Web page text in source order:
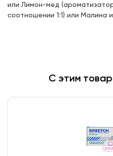
Доступно: 1111 В
ул. Ак. Парина, д.6
или Лимон-мед
соотношении 1:1) или Малина
С этим